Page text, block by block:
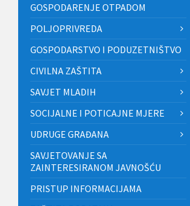
GOSPODARENJE OTPADOM
POLJOPRIVREDA
GOSPODARSTVO I PODUZETNIŠTVO
CIVILNA ZAŠTITA
SAVJET MLADIH
SOCIJALNE I POTICAJNE MJERE
UDRUGE GRAĐANA
SAVJETOVANJE SA
ZAINTERESIRANOM JAVNOŠĆU
PRISTUP INFORMACIJAMA